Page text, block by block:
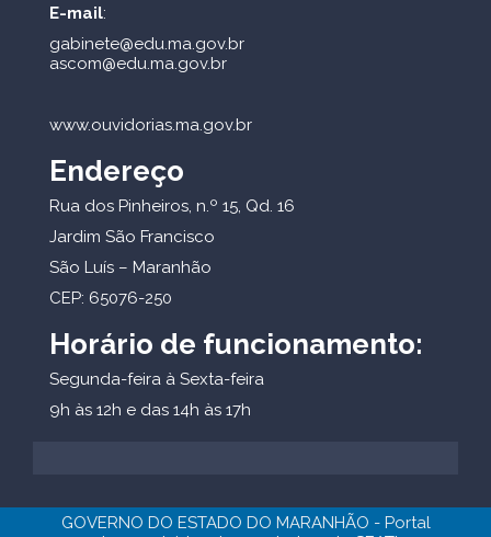
E-mail:
gabinete@edu.ma.gov.br
ascom@edu.ma.gov.br
www.ouvidorias.ma.gov.br
Endereço
Rua dos Pinheiros, n.º 15, Qd. 16
Jardim São Francisco
São Luís – Maranhão
CEP: 65076-250
Horário de funcionamento:
Segunda-feira à Sexta-feira
9h às 12h e das 14h às 17h
GOVERNO DO ESTADO DO MARANHÃO - Portal